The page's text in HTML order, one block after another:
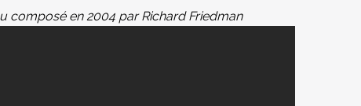
composé en 2004 par Richard Friedman